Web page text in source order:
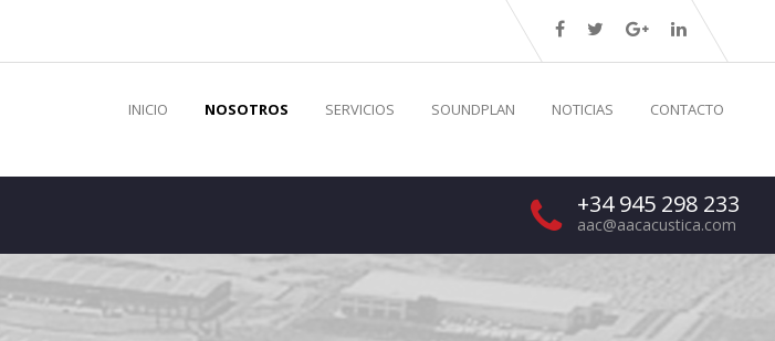
INICIO NOSOTROS SERVICIOS SOUNDPLAN NOTICIAS CONTACTO
+34 945 298 233
aac@aacacustica.com